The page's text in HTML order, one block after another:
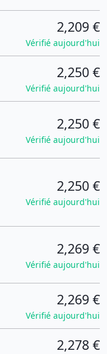
2,209 €
Vérifié aujourd'hui
2,250 €
Vérifié aujourd'hui
2,250 €
Vérifié aujourd'hui
2,250 €
Vérifié aujourd'hui
2,269 €
Vérifié aujourd'hui
2,269 €
Vérifié aujourd'hui
2,278 €